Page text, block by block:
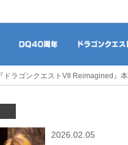
『ドラゴンクエストVII Reimagined』
2026.02.05